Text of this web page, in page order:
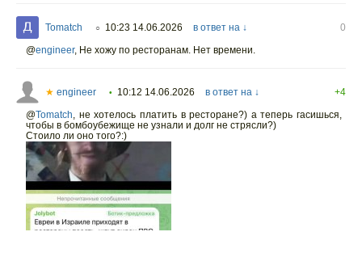
Tomatch ○ 10:23 14.06.2026 в ответ на ↓
0
@engineer, Не хожу по ресторанам. Нет времени.
★ engineer • 10:12 14.06.2026 в ответ на ↓
+4
@Tomatch
не хотелось платить в ресторане?) а теперь гасишься,
чтобы в бомбоубежище не узнали и долг не стрясли?)
Стоило ли оно того?:)